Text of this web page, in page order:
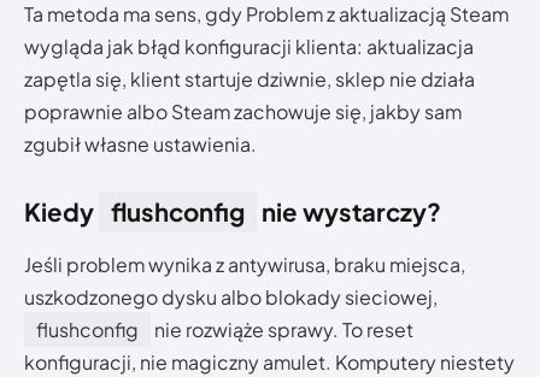
Ta metoda ma sens, gdy Problem z aktualizacją Steam
wygląda jak błąd konfiguracji klienta: aktualizacja
zapętla się, klient startuje dziwnie, sklep nie działa
poprawnie albo Steam zachowuje się, jakby sam
zgubił własne ustawienia.
Kiedy flushconfig nie wystarczy?
Jeśli problem wynika z antywirusa, braku miejsca,
uszkodzonego dysku albo blokady sieciowej,
flushconfig
nie rozwiąże sprawy. To reset
konfiguracji, nie magiczny amulet. Komputery niestety